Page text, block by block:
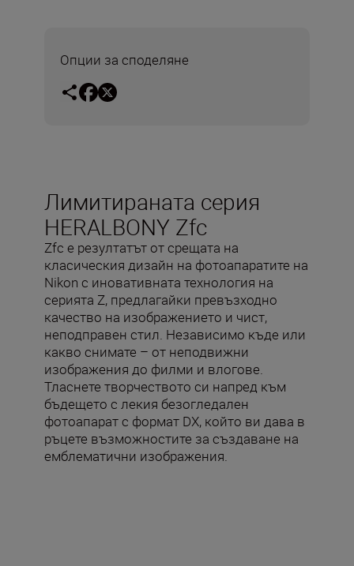
Опции за споделяне
Лимитираната серия
HERALBONY Zfc
Zfc е резултатът от срещата на
класическия дизайн на фотоапаратите на
Nikon с иновативната технология на
серията Z, предлагайки превъзходно
качество на изображението и чист,
неподправен стил. Независимо къде или
какво снимате – от неподвижни
изображения до филми и влогове.
Тласнете творчеството си напред към
бъдещето с лекия безогледален
фотоапарат с формат DX, който ви дава в
ръцете възможностите за създаване на
емблематични изображения.